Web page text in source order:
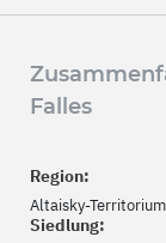
Falles
Region:
Altaisky-Territorium
Siedlung: